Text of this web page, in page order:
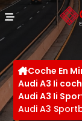
Coche En
Audi A3 Ii
Audi A3 Ii
Audi A3
Panel de gestión de cookies